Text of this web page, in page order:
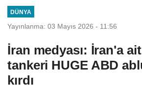
DÜNYA
Yayınlanma: 03 Mayıs 2026 - 11:56
İran medyası: İran'a
tankeri HUGE ABD
kırdı